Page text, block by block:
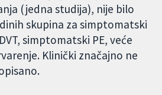
(jedna studija), nije bilo
skupina za simptomatski
simptomatski PE, veće
Klinički značajno ne